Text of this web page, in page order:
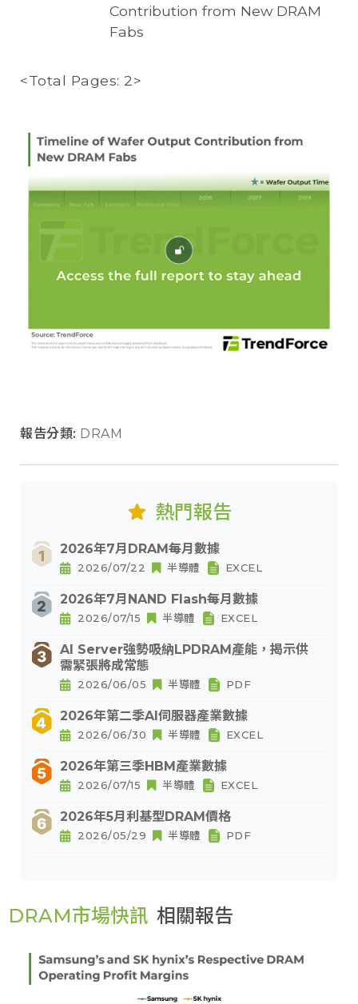
Contribution from New DRAM
Fabs
<Total Pages: 2>
報告分類: DRAM
熱門報告
2026年7月DRAM每月數據
2026/07/22 半導體 EXCEL
2026年7月NAND Flash每月數據
2026/07/15 半導體 EXCEL
AI Server強勢吸納LPDRAM產能，揭示供
需緊張將成常態
2026/06/05 半導體 PDF
2026年第二季AI伺服器產業數據
2026/06/30 半導體 EXCEL
2026年第三季HBM產業數據
2026/07/15 半導體 EXCEL
2026年5月利基型DRAM價格
2026/05/29 半導體 PDF
DRAM市場快訊 相關報告